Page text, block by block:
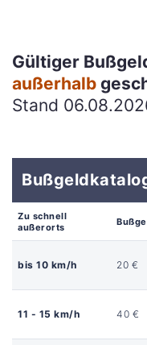
Gültiger
außerhalb
Stand
Zu schnell
außerorts
bis 10 km/h 20 €
11 - 15 km/h 40 €